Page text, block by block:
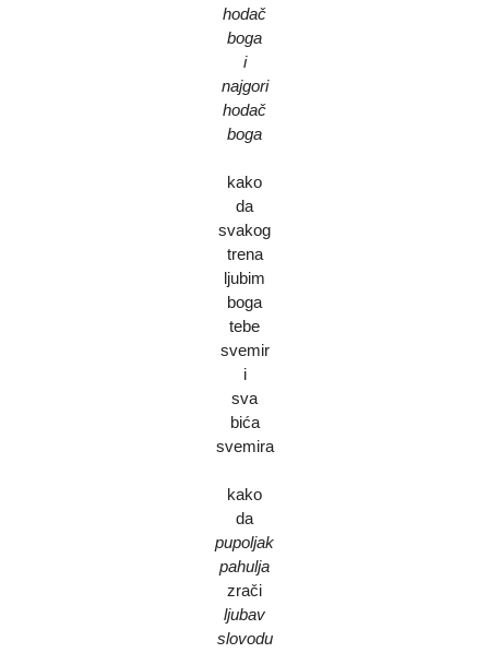
hodač
boga
i
najgori
hodač
boga
kako
da
svakog
trena
ljubim
boga
tebe
svemir
i
sva
bića
svemira
kako
da
pupoljak
pahulja
zrači
ljubav
slovodu